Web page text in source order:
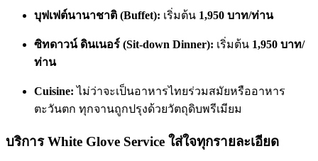
บุฟเฟต์นานาชาติ (Buffet): เริ่มต้น 1,950 บาท/ท่าน
ซิทดาวน์ ดินเนอร์ (Sit-down Dinner): เริ่มต้น 1,950 บาท/
ท่าน
Cuisine: ไม่ว่าจะเป็นอาหารไทยร่วมสมัยหรืออาหาร
ตะวันตก ทุกจานถูกปรุงด้วยวัตถุดิบพรีเมียม
บริการ White Glove Service ใส่ใจทุกรายละเอียด